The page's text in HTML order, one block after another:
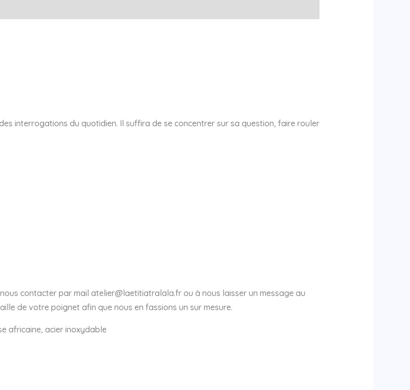
interrogations du quotidien. Il suffira de se concentrer sur sa question, faire rouler
contacter par mail atelier@laetitiatralala.fr ou à nous laisser un message au
de votre poignet afin que nous en fassions un sur mesure.
africaine, acier inoxydable